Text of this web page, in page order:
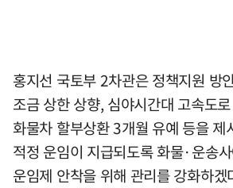
홍지선 국토부 2차관은 정책지원 방
조금 상한 상향, 심야시간대 고속도
화물차 할부상환 3개월 유예 등을 제
적정 운임이 지급되도록 화물·운송
운임제 안착을 위해 관리를 강화하겠